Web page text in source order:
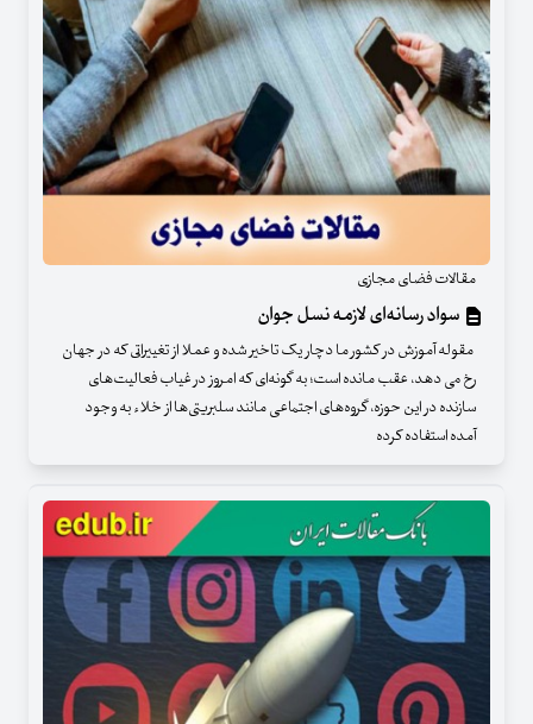
مقالات فضای مجازی
سواد رسانه‌ای لازمه نسل جوان
مقوله آموزش در کشور ما دچار یک تاخیر شده و عملا از تغییراتی که در جهان
رخ می دهد، عقب مانده است؛ به گونه‌ای که امروز در غیاب فعالیت‌های
سازنده در این حوزه، گروه‌های اجتماعی مانند سلبریتی‌ها از خلاء به وجود
آمده استفاده کرده